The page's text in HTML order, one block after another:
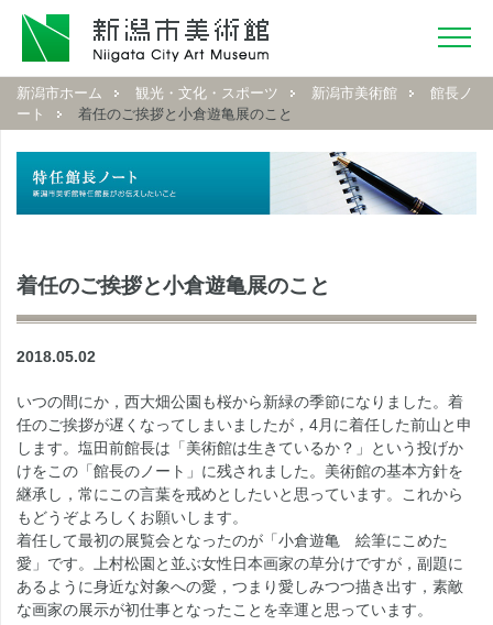
新潟市ホーム 観光・文化・スポーツ 新潟市美術館
館長ノ
ート
着任のご挨拶と小倉遊亀展のこと
着任のご挨拶と小倉遊亀展のこと
2018.05.02
いつの間にか，西大畑公園も桜から新緑の季節になりました。着
任のご挨拶が遅くなってしまいましたが，4月に着任した前山と申
します。塩田前館長は「美術館は生きているか？」という投げか
けをこの「館長のノート」に残されました。美術館の基本方針を
継承し，常にこの言葉を戒めとしたいと思っています。これから
もどうぞよろしくお願いします。
着任して最初の展覧会となったのが「小倉遊亀 絵筆にこめた
愛」です。上村松園と並ぶ女性日本画家の草分けですが，副題に
あるように身近な対象への愛，つまり愛しみつつ描き出す，素敵
な画家の展示が初仕事となったことを幸運と思っています。